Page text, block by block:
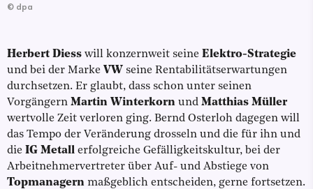
© dpa
Herbert Diess will konzernweit seine Elektro-Strategie
und bei der Marke VW seine Rentabilitätserwartungen
durchsetzen. Er glaubt, dass schon unter seinen
Vorgängern Martin Winterkorn und Matthias Müller
wertvolle Zeit verloren ging. Bernd Osterloh dagegen will
das Tempo der Veränderung drosseln und die für ihn und
die IG Metall erfolgreiche Gefälligkeitskultur, bei der
Arbeitnehmervertreter über Auf- und Abstiege von
Topmanagern maßgeblich entscheiden, gerne fortsetzen.